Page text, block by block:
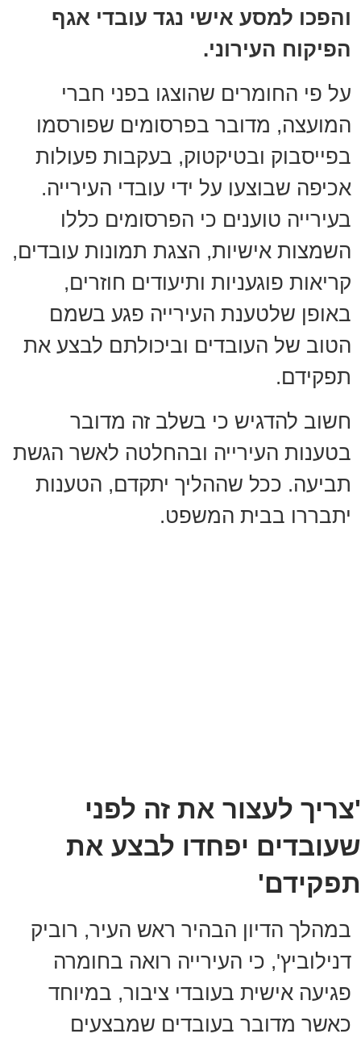
והפכו למסע אישי נגד עובדי אגף
הפיקוח העירוני.
על פי החומרים שהוצגו בפני חברי
המועצה, מדובר בפרסומים שפורסמו
בפייסבוק ובטיקטוק, בעקבות פעולות
אכיפה שבוצעו על ידי עובדי העירייה.
בעירייה טוענים כי הפרסומים כללו
השמצות אישיות, הצגת תמונות עובדים,
קריאות פוגעניות ותיעודים חוזרים,
באופן שלטענת העירייה פגע בשמם
הטוב של העובדים וביכולתם לבצע את
תפקידם.
חשוב להדגיש כי בשלב זה מדובר
בטענות העירייה ובהחלטה לאשר הגשת
תביעה. ככל שההליך יתקדם, הטענות
יתבררו בבית המשפט.
'צריך לעצור את זה לפני
שעובדים יפחדו לבצע את
תפקידם'
במהלך הדיון הבהיר ראש העיר, רוביק
דנילוביץ', כי העירייה רואה בחומרה
פגיעה אישית בעובדי ציבור, במיוחד
כאשר מדובר בעובדים שמבצעים